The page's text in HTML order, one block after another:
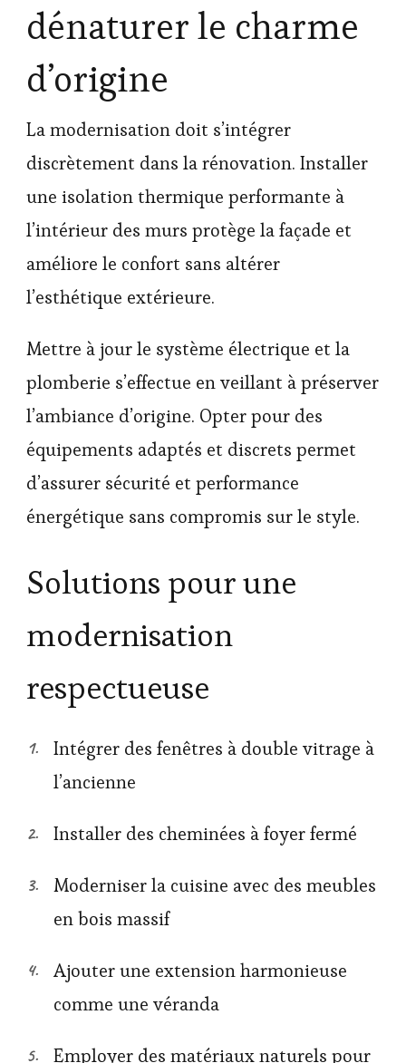
dénaturer le charme
d’origine
La modernisation doit s’intégrer
discrètement dans la rénovation. Installer
une isolation thermique performante à
l’intérieur des murs protège la façade et
améliore le confort sans altérer
l’esthétique extérieure.
Mettre à jour le système électrique et la
plomberie s’effectue en veillant à préserver
l’ambiance d’origine. Opter pour des
équipements adaptés et discrets permet
d’assurer sécurité et performance
énergétique sans compromis sur le style.
Solutions pour une
modernisation
respectueuse
Intégrer des fenêtres à double vitrage à
l’ancienne
Installer des cheminées à foyer fermé
Moderniser la cuisine avec des meubles
en bois massif
Ajouter une extension harmonieuse
comme une véranda
Employer des matériaux naturels pour